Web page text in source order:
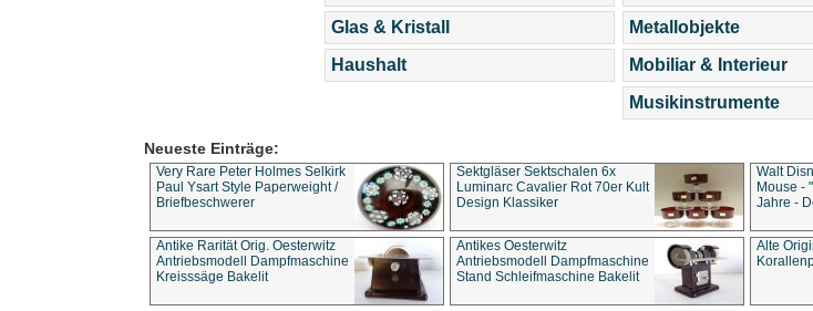
Glas & Kristall
Haushalt
Metallobjekte
Mobiliar & Interieur
Musikinstrumente
Neueste Einträge:
Very Rare Peter Holmes Selkirk
Paul Ysart Style Paperweight /
Briefbeschwerer
Sektgläser Sektschalen 6x
Luminarc Cavalier Rot 70er Kult
Design Klassiker
Walt
Mouse -
Jahre -
Antike Rarität Orig. Oesterwitz
Antriebsmodell Dampfmaschine
Kreisssäge Bakelit
Antikes Oesterwitz
Antriebsmodell Dampfmaschine
Stand Schleifmaschine Bakelit
Alte